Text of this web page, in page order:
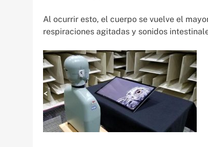
Al ocurrir esto, el cuerpo se vuelve el
respiraciones agitadas y sonidos